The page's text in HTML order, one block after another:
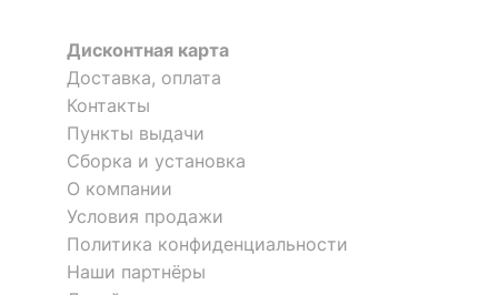
Дисконтная карта
Доставка, оплата
Контакты
Пункты выдачи
Сборка и установка
О компании
Условия продажи
Политика конфиденциальности
Наши партнёры